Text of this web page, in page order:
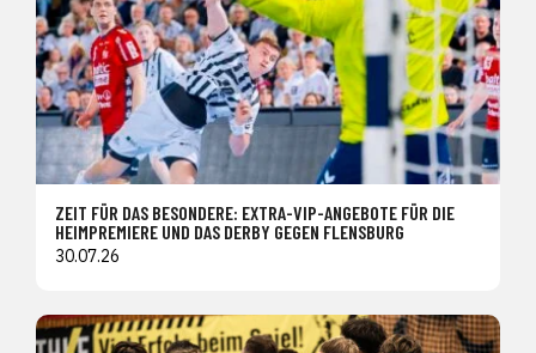
ZEIT FÜR DAS BESONDERE: EXTRA-VIP-ANGEBOTE FÜR DIE
HEIMPREMIERE UND DAS DERBY GEGEN FLENSBURG
30.07.26